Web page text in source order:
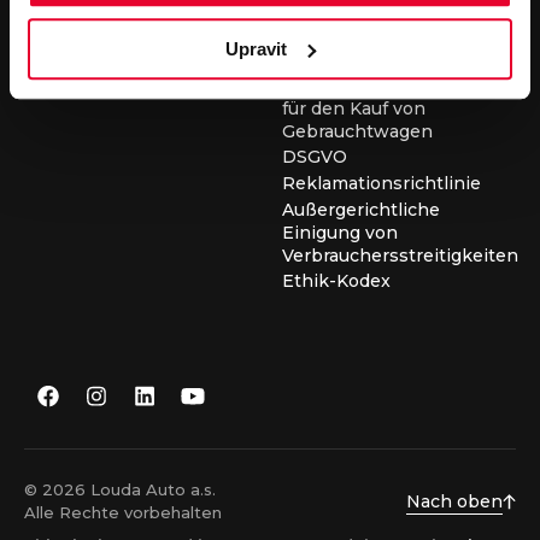
Upravit
für die Durchführung von
Allgemeine
Geschäftsbedingungen
für den Kauf von
Gebrauchtwagen
DSGVO
Reklamationsrichtlinie
Außergerichtliche
Einigung von
Verbrauchersstreitigkeiten
Ethik-Kodex
© 2026 Louda Auto a.s.
Alle Rechte vorbehalten
Nach oben